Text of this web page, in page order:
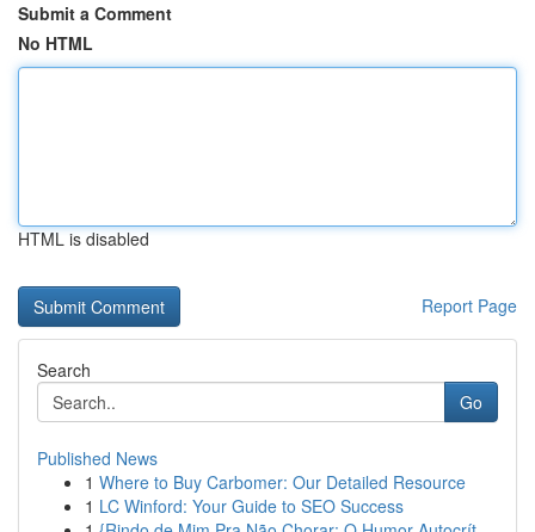
Submit a Comment
No HTML
HTML is disabled
Report Page
Search
Go
Published News
1 Where to Buy Carbomer: Our Detailed Resource
1 LC Winford: Your Guide to SEO Success